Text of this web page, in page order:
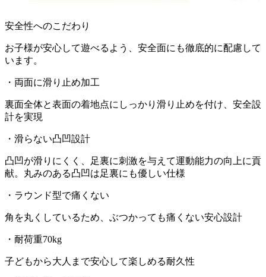
安全性へのこだわり
お子様が安心して遊べるよう、安全面にも徹底的に配慮して
います。
・両面に滑り止め加工
裏面全体と表面の着地点にしっかり滑り止めを付け、安全設
計を実現
・滑らない凸凹設計
凸凹が滑りにくく、足裏に刺激を与えて運動能力の向上に貢
献。丸みのある凸凹は足裏にも優しい仕様
・ラウンド型で痛くない
角を丸くしているため、ぶつかっても痛くない安心設計
・耐荷重70kg
子どもから大人まで安心して楽しめる耐久性